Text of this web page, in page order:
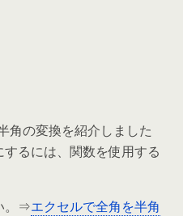
角の変換を紹介しました
るには、関数を使用する
。⇒エクセルで全角を半角